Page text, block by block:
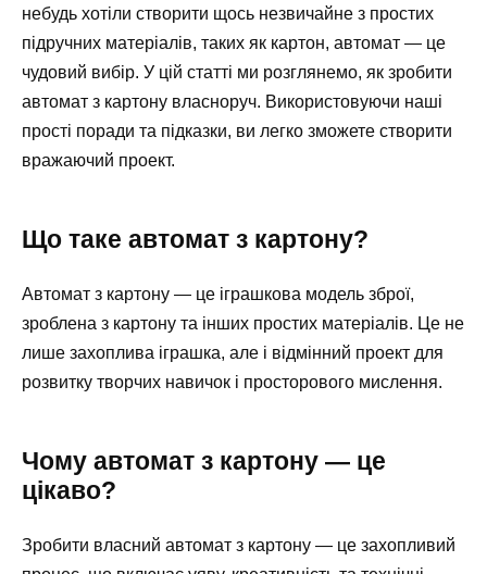
небудь хотіли створити щось незвичайне з простих
підручних матеріалів, таких як картон, автомат — це
чудовий вибір. У цій статті ми розглянемо, як зробити
автомат з картону власноруч. Використовуючи наші
прості поради та підказки, ви легко зможете створити
вражаючий проект.
Що таке автомат з картону?
Автомат з картону — це іграшкова модель зброї,
зроблена з картону та інших простих матеріалів. Це не
лише захоплива іграшка, але і відмінний проект для
розвитку творчих навичок і просторового мислення.
Чому автомат з картону — це
цікаво?
Зробити власний автомат з картону — це захопливий